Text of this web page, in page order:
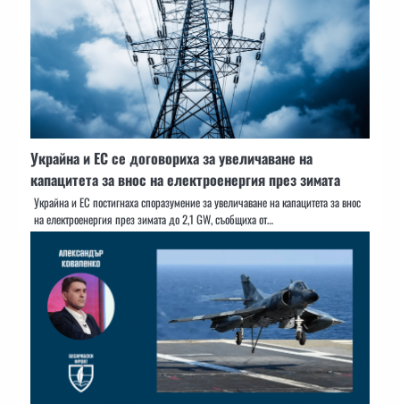
Украйна и ЕС се договориха за увеличаване на
капацитета за внос на електроенергия през зимата
Украйна и ЕС постигнаха споразумение за увеличаване на капацитета за внос
на електроенергия през зимата до 2,1 GW, съобщиха от…